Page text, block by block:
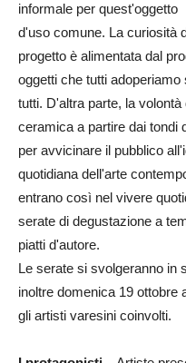
informale per quest'oggetto
d'uso comune. La curiosità
progetto è alimentata dal
oggetti che tutti
tutti. D'altra parte, la
ceramica a partire dai tondi
per avvicinare il pubblico
quotidiana dell'arte
entrano così nel vivere
serate di degustazione a
piatti d'autore.
Le serate si svolgeranno in
inoltre domenica 19 ottobre
gli artisti varesini coinvolti.